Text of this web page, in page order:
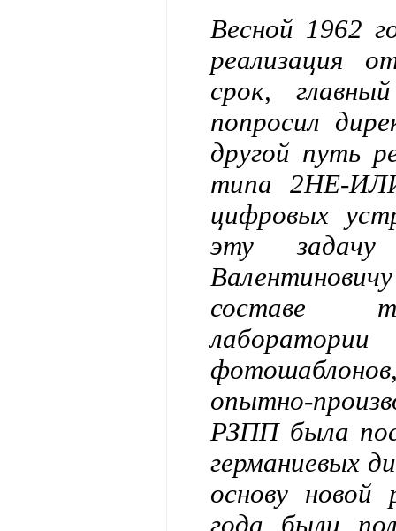
Весной 1962
реализация
срок,
попросил
другой путь
типа 2НЕ-
цифровых
эту
составе
опытно-
РЗПП была
германиевых
основу
года были